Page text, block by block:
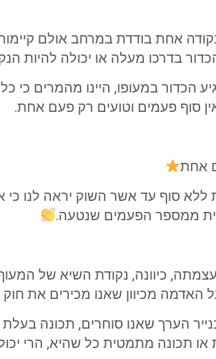
אחת בודדת במרחב אולם
בדרכו מעלה או יכולה להיות
במעופו, היינו מהמרים כי
סוף פעמים וטועים רק פעם אחת.
אחת
סוף עד אשר השוק יראה לנו כי
ממספר הפעמים שנטעה.
כיוונה, נקודת השיא של
האדמה מכיוון שאנו מכירים את
הערך שאנו סוחרים, תכונה
או תכונה מתמטית כל שהיא, הרי